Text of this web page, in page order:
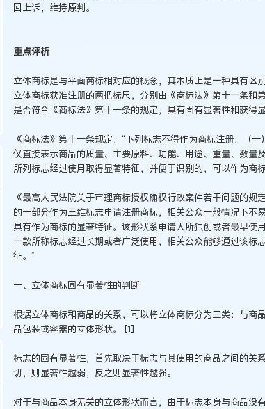
回上诉，维持原判。
重点评析
立体商标是与平面商标相对应的概念，其本质上是一种具有区
立体商标获准注册的两把标尺，分别由《商标法》第十一条和
是否符合《商标法》第十一条的规定，具有固有显著性和获得
《商标法》第十一条规定：“下列标志不得作为商标注册：（
仅直接表示商品的质量、主要原料、功能、用途、重量、数量
所列标志经过使用取得显著特征，并便于识别的，可以作为商
《最高人民法院关于审理商标授权确权行政案件若干问题的规
的一部分作为三维标志申请注册商标，相关公众一般情况下不
具有作为商标的显著特征。该形状系申请人所独创或者最早使
一款所称标志经过长期或者广泛使用，相关公众能够通过该标
征。”
一、立体商标固有显著性的判断
根据立体商标和商品的关系，可以将立体商标分为三类：与商
品包装或容器的立体形状。 [1]
标志的固有显著性，首先取决于标志与其使用的商品之间的关
切，则显著性越弱，反之则显著性越强。
对于与商品本身无关的立体形状而言，由于标志本身与商品没